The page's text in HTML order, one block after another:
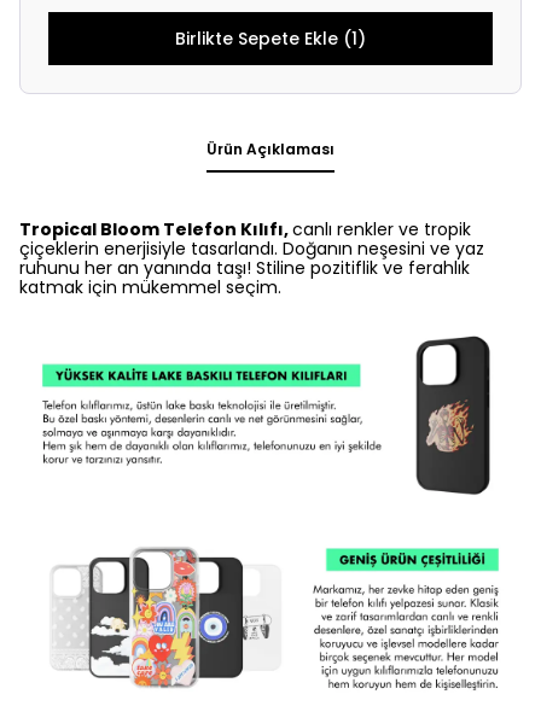
Birlikte Sepete Ekle (1)
Ürün Açıklaması
Tropical Bloom Telefon Kılıfı,canlı renkler ve tropik
çiçeklerin enerjisiyle tasarlandı. Doğanın neşesini ve yaz
ruhunu her an yanında taşı! Stiline pozitiflik ve ferahlık
katmak için mükemmel seçim.